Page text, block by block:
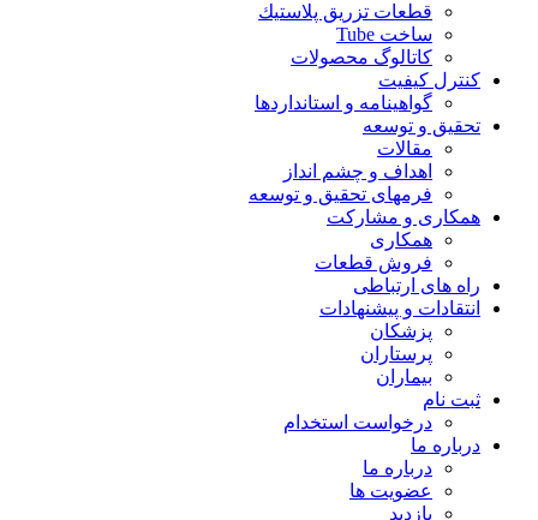
قطعات تزريق پلاستيك
ساخت Tube
کاتالوگ محصولات
کنترل کیفیت
گواهينامه و استانداردها
تحقيق و توسعه
مقالات
اهداف و چشم انداز
فرمهای تحقیق و توسعه
همکاری و مشارکت
همکاری
فروش قطعات
راه های ارتباطی
انتقادات و پيشنهادات
پزشكان
پرستاران
بيماران
ثبت نام
درخواست استخدام
درباره ما
درباره ما
عضویت ها
بازدید